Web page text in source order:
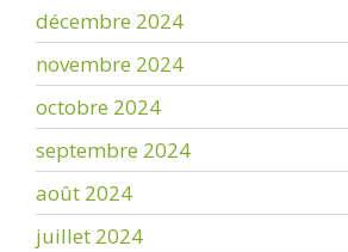
décembre 2024
novembre 2024
octobre 2024
septembre 2024
août 2024
juillet 2024